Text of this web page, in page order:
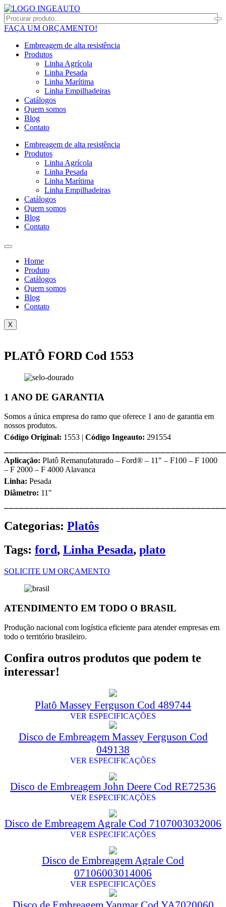
FAÇA UM ORÇAMENTO!
Embreagem de alta resistência
Produtos
Linha Agrícola
Linha Pesada
Linha Marítima
Linha Empilhadeiras
Catálogos
Quem somos
Blog
Contato
Embreagem de alta resistência
Produtos
Linha Agrícola
Linha Pesada
Linha Marítima
Linha Empilhadeiras
Catálogos
Quem somos
Blog
Contato
Home
Produto
Catálogos
Quem somos
Blog
Contato
X
PLATÔ FORD Cod 1553
1 ANO DE GARANTIA
Somos a única empresa do ramo que oferece 1 ano de garantia em
nossos produtos.
Código Original: 1553 | Código Ingeauto: 291554
Aplicação: Platô Remanufaturado – Ford® – 11″ – F100 – F 1000
– F 2000 – F 4000 Alavanca
Linha: Pesada
Diâmetro: 11″
Categorias: Platôs
Tags: ford, Linha Pesada, plato
SOLICITE UM ORÇAMENTO
ATENDIMENTO EM TODO O BRASIL
Produção nacional com logística eficiente para atender empresas em
todo o território brasileiro.
Confira outros produtos que podem te
interessar!
Platô Massey Ferguson Cod 489744
VER ESPECIFICAÇÕES
Disco de Embreagem Massey Ferguson Cod
049138
VER ESPECIFICAÇÕES
Disco de Embreagem John Deere Cod RE72536
VER ESPECIFICAÇÕES
Disco de Embreagem Agrale Cod 7107003032006
VER ESPECIFICAÇÕES
Disco de Embreagem Agrale Cod
07106003014006
VER ESPECIFICAÇÕES